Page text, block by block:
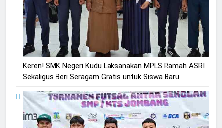
Keren! SMK Negeri Kudu Laksanakan MPLS Ramah ASRI
Sekaligus Beri Seragam Gratis untuk Siswa Baru